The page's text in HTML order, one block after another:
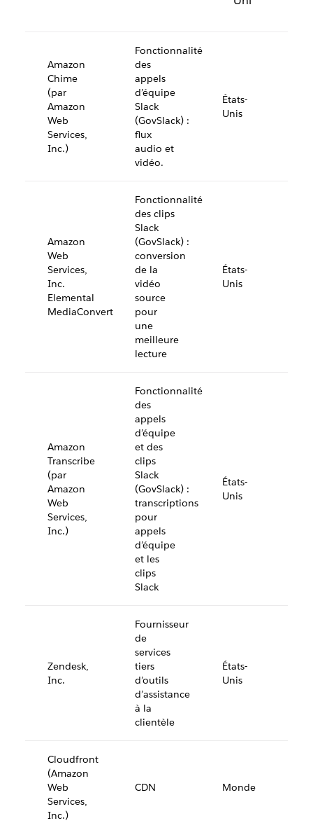
Amazon
Chime
(par
Amazon
Web
Services,
Inc.)
Fonctionnalité
des
appels
d’équipe
Slack
(GovSlack) :
flux
audio et
vidéo.
États-
Unis
Amazon
Web
Services,
Inc.
Elemental
MediaConvert
Fonctionnalité
des clips
Slack
(GovSlack) :
conversion
de la
vidéo
source
pour
une
meilleure
lecture
États-
Unis
Amazon
Transcribe
(par
Amazon
Web
Services,
Inc.)
Fonctionnalité
des
appels
d’équipe
et des
clips
Slack
(GovSlack) :
transcriptions
pour
appels
d’équipe
et les
clips
Slack
États-
Unis
Zendesk,
Inc.
Fournisseur
de
services
tiers
d’outils
d’assistance
à la
clientèle
États-
Unis
Cloudfront
(Amazon
Web
Services,
Inc.)
CDN Monde